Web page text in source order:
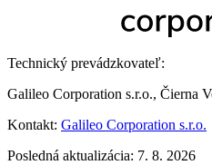
Technický prevádzkovateľ:
Galileo Corporation s.r.o., Čierna
Kontakt: Galileo Corporation s.r.o.
Posledná aktualizácia: 7. 8. 2026